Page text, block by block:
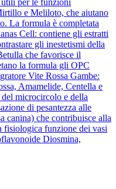
e Meliloto, che aiutano
La formula è completata
Cell: contiene gli estratti
gli inestetismi della
che favorisce il
la formula gli OPC
Vite Rossa Gambe:
Amamelide, Centella e
microcircolo e della
di pesantezza alle
canina) che contribuisce alla
fisiologica funzione dei vasi
Diosmina,